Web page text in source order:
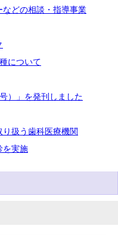
どの相談・指導事業
について
）」を発刊しました
扱う歯科医療機関
を実施